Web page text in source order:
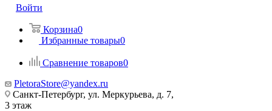
Войти
Корзина0
Избранные товары0
Сравнение товаров0
PletoraStore@yandex.ru
Санкт-Петербург, ул. Меркурьева, д. 7,
3 этаж